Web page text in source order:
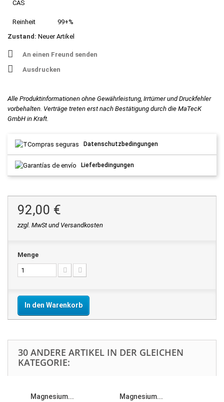
CAS
Reinheit
99+%
Zustand: Neuer Artikel
An einen Freund senden
Ausdrucken
Alle Produktinformationen ohne Gewährleistung, Irrtümer und Druckfehler
vorbehalten. Verträge treten erst nach Bestätigung durch die MaTecK
GmbH in Kraft.
Datenschutzbedingungen
Lieferbedingungen
92,00 €
zzgl. MwSt und Versandkosten
Menge
In den Warenkorb
30 ANDERE ARTIKEL IN DER GLEICHEN
KATEGORIE:
Magnesium... Magnesium...